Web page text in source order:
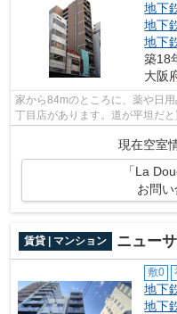
地下
地下
地下
築18
大阪
家から84mのところに、薬や日
丁目店があります。道が平坦だ
現在空室
「La
お問
賃貸 | マンション ニュー
敷0
地下
地下